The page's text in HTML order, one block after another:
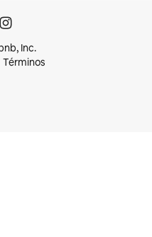
Inc.
Términos